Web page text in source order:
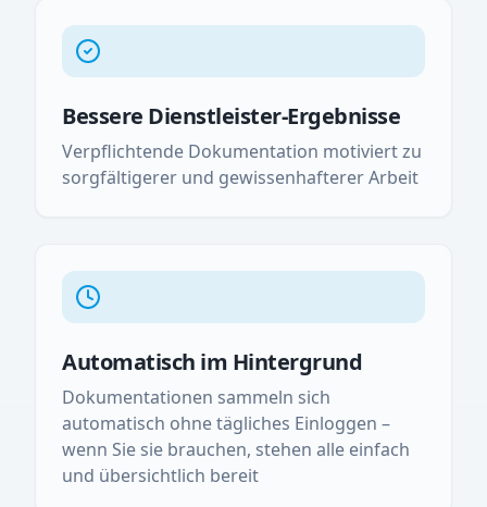
Bessere Dienstleister-Ergebnisse
Verpflichtende Dokumentation motiviert zu
sorgfältigerer und gewissenhafterer Arbeit
Automatisch im Hintergrund
Dokumentationen sammeln sich
automatisch ohne tägliches Einloggen –
wenn Sie sie brauchen, stehen alle einfach
und übersichtlich bereit